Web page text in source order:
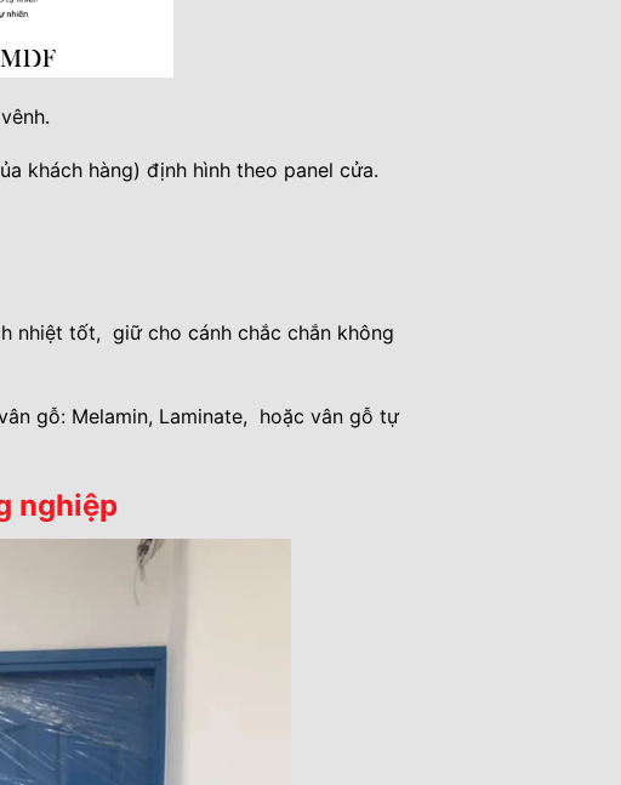
khách hàng) định hình theo panel cửa.
nhiệt tốt, giữ cho cánh chắc chắn không
gỗ: Melamin, Laminate, hoặc vân gỗ tự
nghiệp